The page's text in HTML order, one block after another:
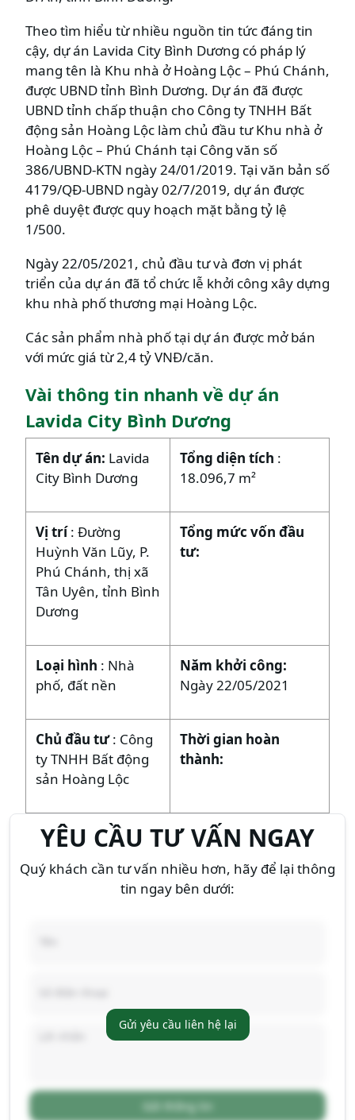
Theo tìm hiểu từ nhiều nguồn tin tức đáng tin
cậy, dự án Lavida City Bình Dương có pháp lý
mang tên là Khu nhà ở Hoàng Lộc – Phú Chánh,
được UBND tỉnh Bình Dương. Dự án đã được
UBND tỉnh chấp thuận cho Công ty TNHH Bất
động sản Hoàng Lộc làm chủ đầu tư Khu nhà ở
Hoàng Lộc – Phú Chánh tại Công văn số
386/UBND-KTN ngày 24/01/2019. Tại văn bản số
4179/QĐ-UBND ngày 02/7/2019, dự án được
phê duyệt được quy hoạch mặt bằng tỷ lệ
1/500.
Ngày 22/05/2021, chủ đầu tư và đơn vị phát
triển của dự án đã tổ chức lễ khởi công xây dựng
khu nhà phố thương mại Hoàng Lộc.
Các sản phẩm nhà phố tại dự án được mở bán
với mức giá từ 2,4 tỷ VNĐ/căn.
Vài thông tin nhanh về dự án
Lavida City Bình Dương
Tên dự án: Lavida
City Bình Dương
Tổng diện tích :
18.096,7 m²
Vị trí: Đường
Huỳnh Văn Lũy, P.
Phú Chánh, thị xã
Tân Uyên, tỉnh Bình
Dương
Tổng mức vốn đầu
tư:
Loại hình : Nhà
phố, đất nền
Năm khởi công:
Ngày 22/05/2021
Chủ đầu tư: Công
ty TNHH Bất động
sản Hoàng Lộc
Thời gian hoàn
thành:
YÊU CẦU TƯ VẤN NGAY
Quý khách cần tư vấn nhiều hơn, hãy để lại thông
tin ngay bên dưới:
Gửi thông tin
Gửi yêu cầu liên hệ lại